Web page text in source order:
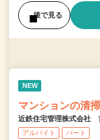
後で見る
NEW
マンションの清
近鉄住宅管理株式会社
アルバイト パート